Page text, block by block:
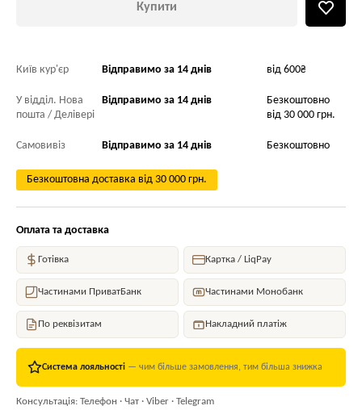
Купити
Київ кур'єр Відправимо за 14 днів від 600₴
У відділ. Нова
пошта / Делівері
Відправимо за 14 днів
Безкоштовно
від 30 000 грн.
Самовивіз Відправимо за 14 днів Безкоштовно
Безкоштовна доставка від 30 000 грн.
Оплата та доставка
Готівка Картка / LiqPay
Частинами ПриватБанк Частинами Монобанк
По реквізитам Накладний платіж
Система лояльності — чим більше замовлення, тим більша знижка
Консультація: Телефон · Чат · Viber · Telegram